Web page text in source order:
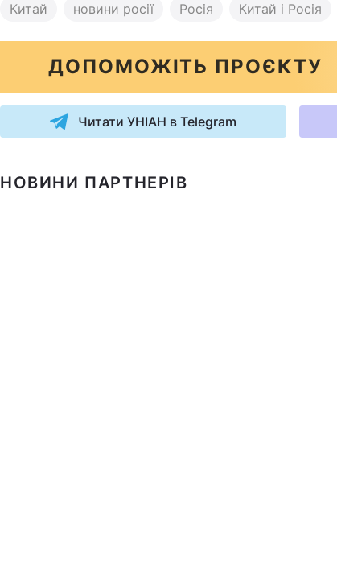
Китай новини росії Росія Китай і Росія
ДОПОМОЖІТЬ ПРОЄКТУ
Читати УНІАН в Telegram
НОВИНИ ПАРТНЕРІВ